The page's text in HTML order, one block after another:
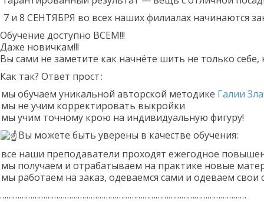
7 и 8 СЕНТЯБРЯ во всех наших филиалах начинаются
Обучение доступно ВСЕМ!!!
Даже новичкам!!!
Вы сами не заметите как начнёте шить не только
Как так? Ответ прост:
мы обучаем уникальной авторской методике Галии
мы не учим корректировать выкройки
мы учим точному крою на индивидуальную фигуру!
Вы можете быть уверены в качестве обучения:
все наши преподаватели проходят ежегодное
мы получаем и отрабатываем на практике новые
мы работаем на заказ, одеваемся сами и одеваем
……………………………………………………………………………………………………